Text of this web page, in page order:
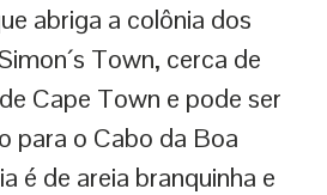
abriga a colônia dos
Town, cerca de
Cape Town e pode ser
para o Cabo da Boa
é de areia branquinha e